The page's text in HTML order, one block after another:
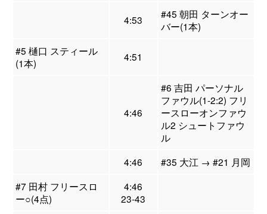
4:53
#45 朝田 ターンオー
バー(1本)
#5 樋口 スティール
(1本)
4:51
4:46
#6 吉田 パーソナル
ファウル(1-2:2) フリ
ースローオンファウ
ル2 シュートファウ
ル
4:46
#35 大江 → #21 月岡
#7 田村 フリースロ
ー○(4点)
4:46
23-43